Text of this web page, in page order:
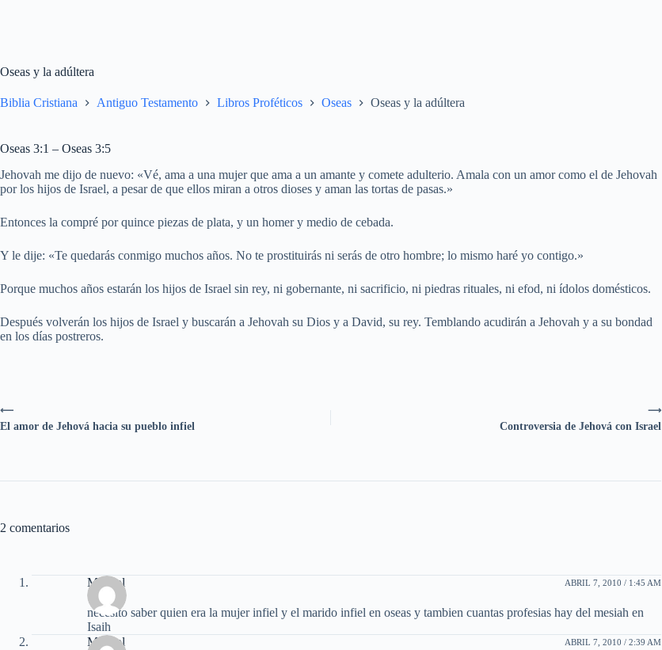
Oseas y la adúltera
Biblia Cristiana Antiguo Testamento Libros Proféticos Oseas Oseas y la adúltera
Oseas 3:1 – Oseas 3:5
Jehovah me dijo de nuevo: «Vé, ama a una mujer que ama a un amante y comete adulterio. Amala con un amor como el de Jehovah
por los hijos de Israel, a pesar de que ellos miran a otros dioses y aman las tortas de pasas.»
Entonces la compré por quince piezas de plata, y un homer y medio de cebada.
Y le dije: «Te quedarás conmigo muchos años. No te prostituirás ni serás de otro hombre; lo mismo haré yo contigo.»
Porque muchos años estarán los hijos de Israel sin rey, ni gobernante, ni sacrificio, ni piedras rituales, ni efod, ni ídolos domésticos.
Después volverán los hijos de Israel y buscarán a Jehovah su Dios y a David, su rey. Temblando acudirán a Jehovah y a su bondad
en los días postreros.
⟶
Controversia de Jehová con Israel
⟵
El amor de Jehová hacia su pueblo infiel
2 comentarios
Marisol ABRIL 7, 2010 / 1:45 AM
necesito saber quien era la mujer infiel y el marido infiel en oseas y tambien cuantas profesias hay del mesiah en
Isaih
Marisol
ABRIL 7, 2010 / 2:39 AM